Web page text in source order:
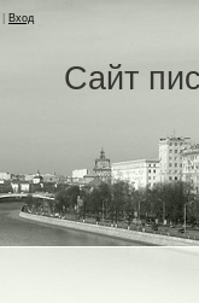
Вход
Сайт